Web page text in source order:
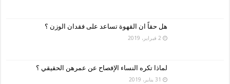
هل حقاً ان القهوة تساعد على فقدان الوزن ؟
2 فبراير، 2019
لماذا تكره النساء الإفصاح عن عمرهن الحقيقي ؟
31 يناير، 2019